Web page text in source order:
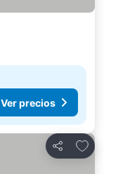
Ver precios
Compartir
Añadir a